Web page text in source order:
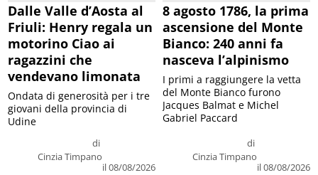
Dalle Valle d’Aosta al
Friuli: Henry regala un
motorino Ciao ai
ragazzini che
vendevano limonata
di
Cinzia Timpano
il 08/08/2026
Ondata di generosità per i tre
giovani della provincia di
Udine
8 agosto 1786, la prima
ascensione del Monte
Bianco: 240 anni fa
nasceva l’alpinismo
di
Cinzia Timpano
il 08/08/2026
I primi a raggiungere la vetta
del Monte Bianco furono
Jacques Balmat e Michel
Gabriel Paccard